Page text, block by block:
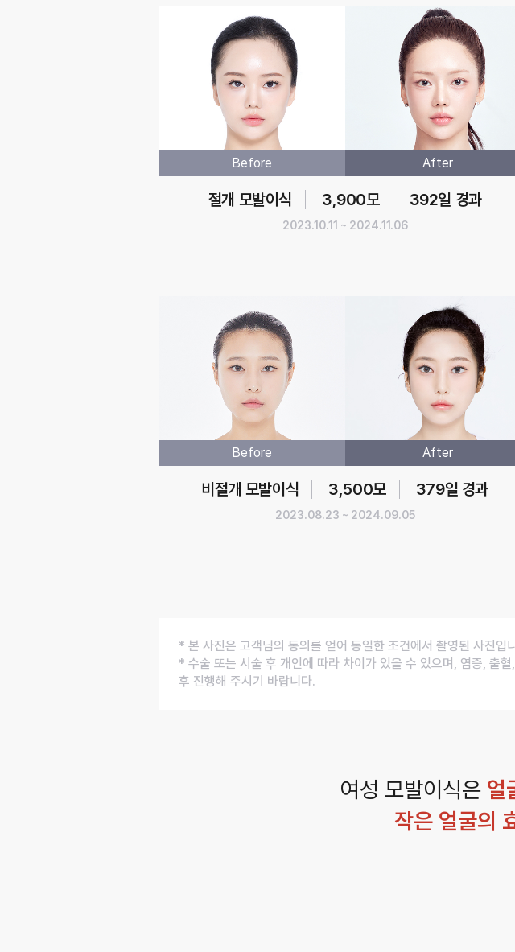
Before After
절개 모발이식 3,900모 392일 경과
2023.10.11 ~ 2024.11.06
Before After
비절개 모발이식 3,500모 379일 경과
2023.08.23 ~ 2024.09.05
* 본 사진은 고객님의 동의를 얻어 동일한 조건에서 촬영된 사진입
* 수술 또는 시술 후 개인에 따라 차이가 있을 수 있으며, 염증, 출
후 진행해 주시기 바랍니다.
여성 모발이식은 얼
작은 얼굴의